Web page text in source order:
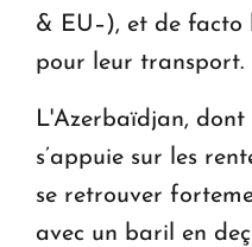
& EU–), et de facto
pour leur transport.
L'Azerbaïdjan, dont
s’appuie sur les
se retrouver
avec un baril en